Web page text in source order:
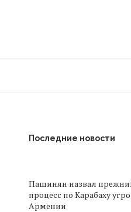
Последние новости
Пашинян назвал
процесс по Карабаху
Армении